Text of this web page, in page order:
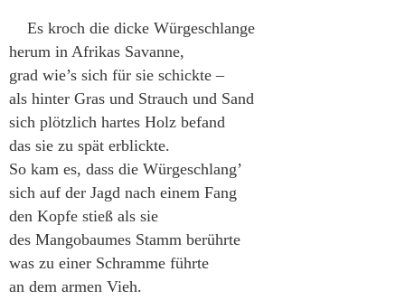
Es kroch die dicke Würgeschlange
herum in Afrikas Savanne,
grad wie’s sich für sie schickte –
als hinter Gras und Strauch und Sand
sich plötzlich hartes Holz befand
das sie zu spät erblickte.
So kam es, dass die Würgeschlang’
sich auf der Jagd nach einem Fang
den Kopfe stieß als sie
des Mangobaumes Stamm berührte
was zu einer Schramme führte
an dem armen Vieh.